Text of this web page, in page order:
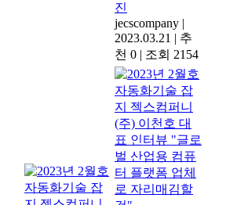
진
jecscompany |
2023.03.21 | 추
천 0 | 조회 2154